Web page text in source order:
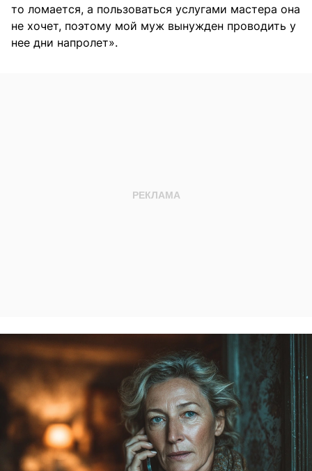
то ломается, а пользоваться услугами мастера она
не хочет, поэтому мой муж вынужден проводить у
нее дни напролет».